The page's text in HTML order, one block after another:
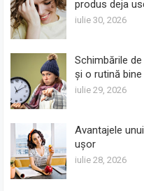
produs deja
iulie 30, 2026
Schimbările
și o rutină
iulie 29, 2026
Avantajele
ușor
iulie 28, 2026